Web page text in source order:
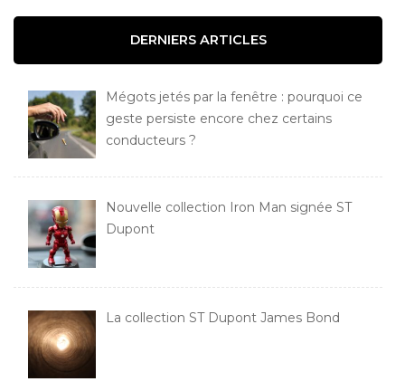
DERNIERS ARTICLES
Mégots jetés par la fenêtre : pourquoi ce
geste persiste encore chez certains
conducteurs ?
Nouvelle collection Iron Man signée ST
Dupont
La collection ST Dupont James Bond